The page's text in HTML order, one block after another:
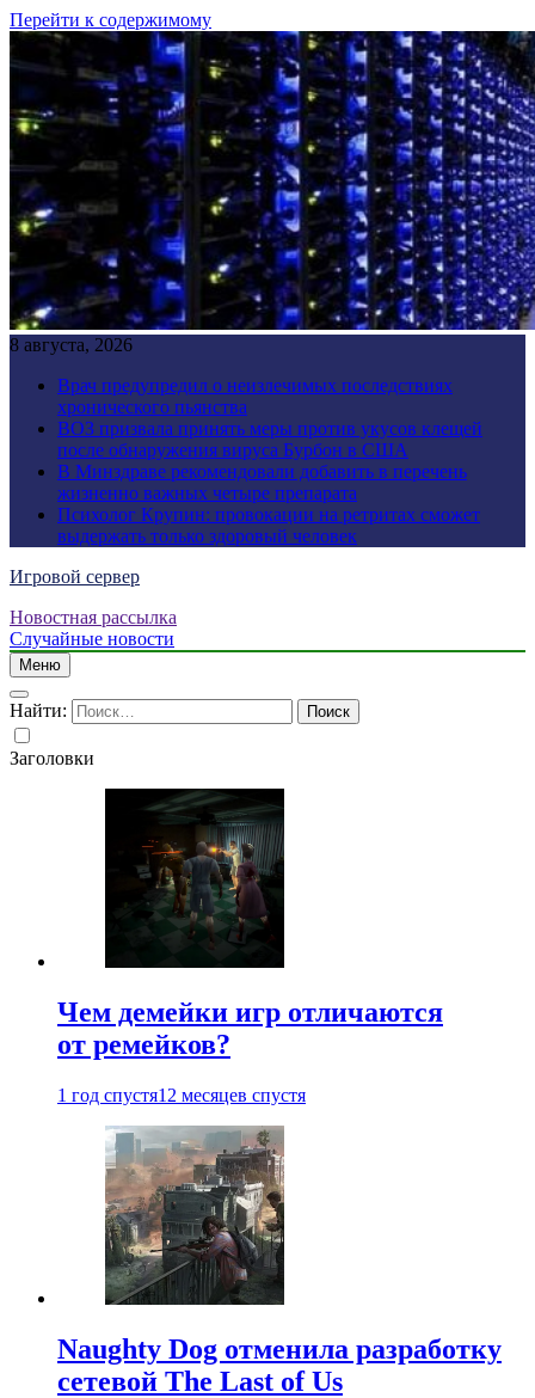
Перейти к содержимому
8 августа, 2026
Врач предупредил о неизлечимых последствиях
хронического пьянства
ВОЗ призвала принять меры против укусов клещей
после обнаружения вируса Бурбон в США
В Минздраве рекомендовали добавить в перечень
жизненно важных четыре препарата
Психолог Крупин: провокации на ретритах сможет
выдержать только здоровый человек
Игровой сервер
Новостная рассылка
Случайные новости
Меню
Найти:
Заголовки
Чем демейки игр отличаются
от ремейков?
1 год спустя12 месяцев спустя
Naughty Dog отменила разработку
сетевой The Last of Us